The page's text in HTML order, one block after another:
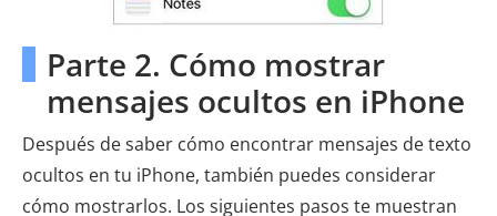
Parte 2. Cómo mostrar
mensajes ocultos en iPhone
Después de saber cómo encontrar mensajes de texto
ocultos en tu iPhone, también puedes considerar
cómo mostrarlos. Los siguientes pasos te muestran